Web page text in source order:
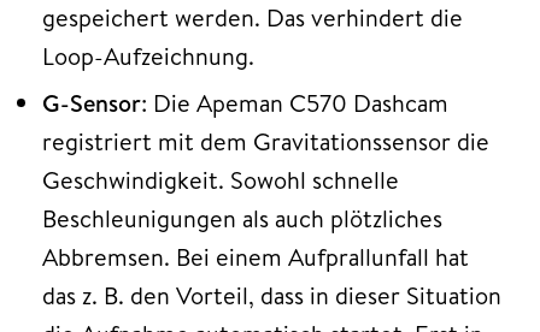
gespeichert werden. Das verhindert die
Loop-Aufzeichnung.
G-Sensor: Die Apeman C570 Dashcam
registriert mit dem Gravitationssensor die
Geschwindigkeit. Sowohl schnelle
Beschleunigungen als auch plötzliches
Abbremsen. Bei einem Aufprallunfall hat
das z. B. den Vorteil, dass in dieser Situation